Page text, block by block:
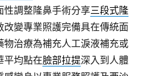
性調整隆鼻手術分享三段式隆
改變專業照護完備具在傳統面
物治療為補充人工淚液補充或
平均點在臉部拉提深入到人體